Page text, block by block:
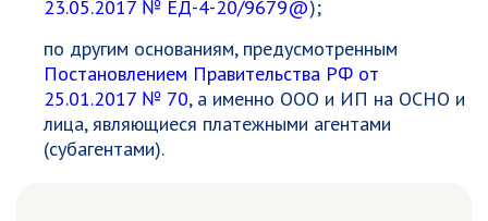
23.05.2017 № ЕД-4-20/9679@);
по другим основаниям, предусмотренным
Постановлением Правительства РФ от
25.01.2017 № 70, а именно ООО и ИП на ОСНО и
лица, являющиеся платежными агентами
(субагентами).